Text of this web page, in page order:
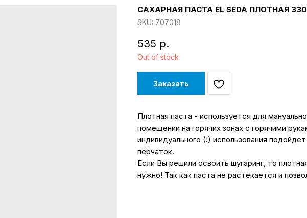
САХАРНАЯ ПАСТА EL SEDA ПЛОТНАЯ
SKU: 707018
535 р.
Out of stock
Заказать
Плотная паста - используется для
помещении на горячих зонах с горячими
индивидуального (!) использования
перчаток.
Если Вы решили освоить шугаринг, то
нужно! Так как паста не растекается и